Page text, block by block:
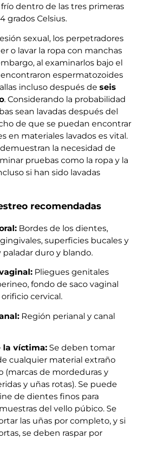
dentro de las tres primeras
grados Celsius.
sexual, los perpetradores
o lavar la ropa con manchas
al examinarlos bajo el
espermatozoides
incluso después de seis
. Considerando la probabilidad
sean lavadas después del
de que se puedan encontrar
en materiales lavados es vital.
la necesidad de
pruebas como la ropa y la
si han sido lavadas
recomendadas
Bordes de los dientes,
superficies bucales y
paladar duro y blando.
Pliegues genitales
fondo de saco vaginal
cervical.
Región perianal y canal
la víctima: Se deben tomar
cualquier material extraño
(marcas de mordeduras y
y uñas rotas). Se puede
de dientes finos para
del vello púbico. Se
las uñas por completo, y si
se deben raspar por